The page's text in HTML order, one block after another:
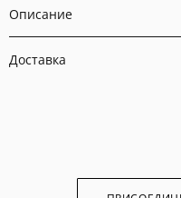
Описание
Доставка